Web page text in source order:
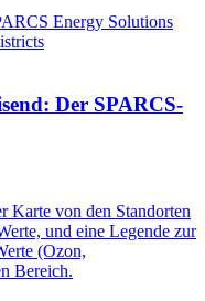
Der SPARCS-